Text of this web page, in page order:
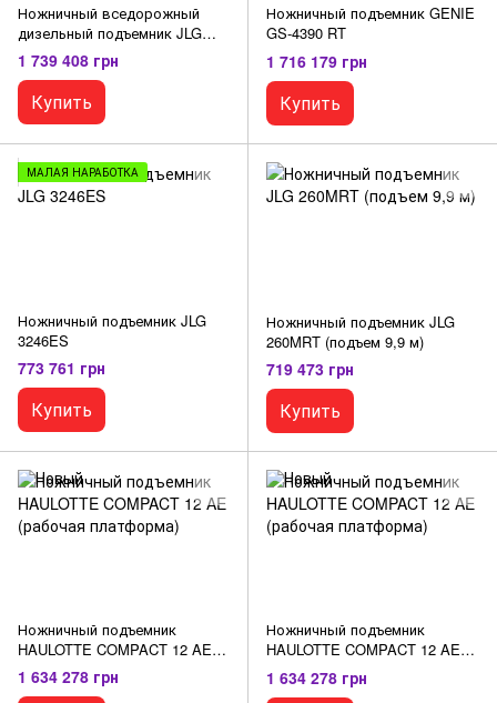
Ножничный вседорожный
дизельный подъемник JLG
450AJ
1 739 408 грн
Купить
Ножничный подъемник GENIE
GS-4390 RT
1 716 179 грн
Купить
МАЛАЯ НАРАБОТКА
Ножничный подъемник JLG
3246ES
773 761 грн
Купить
Ножничный подъемник JLG
260MRT (подъем 9,9 м)
719 473 грн
Купить
Ножничный подъемник
HAULOTTE COMPACT 12 AE
(рабочая платформа)
1 634 278 грн
Ножничный подъемник
HAULOTTE COMPACT 12 AE
(рабочая платформа)
1 634 278 грн